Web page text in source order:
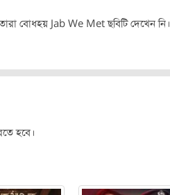
বোধহয় Jab We Met ছবিটি দেখেন নি।
হবে।